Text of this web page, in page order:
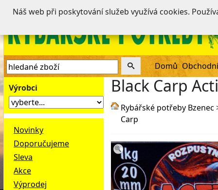
Domů
Výrobci
Novinky
Doporučujeme
Sleva
Akce
Výprodej
Black Carp
Rybářské potřeby Bzenec
Carp
Náš web při poskytování služeb využívá cookies.